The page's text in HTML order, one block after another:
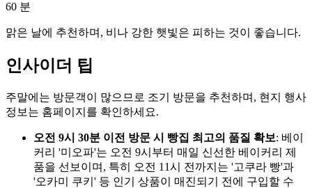
60 분
맑은 날에 추천하며, 비나 강한 햇빛은 피하는 것이 좋습니다.
인사이더 팁
주말에는 방문객이 많으므로 조기 방문을 추천하며, 현지 행사
정보는 홈페이지를 확인하세요.
오전 9시 30분 이전 방문 시 빵집 최고의 품질 확보: 베이
커리 '미오파'는 오전 9시부터 매일 신선한 베이커리 제
품을 선보이며, 특히 오전 11시 전까지는 '고쿠라 빵'과
'오카미 쿠키' 등 인기 상품이 매진되기 전에 구입할 수